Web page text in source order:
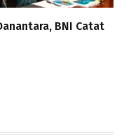
BNI Catat